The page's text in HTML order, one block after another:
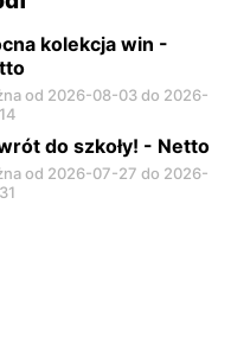
kolekcja win -
od 2026-08-03 do 2026-
do szkoły! - Netto
od 2026-07-27 do 2026-